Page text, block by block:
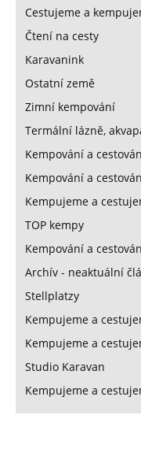
Cestujeme a
Čtení na cesty
Karavanink
Ostatní země
Zimní kempování
Termální lázně,
Kempování a
Kempování a
Kempujeme a
TOP kempy
Kempování a
Archív - neaktuální
Stellplatzy
Kempujeme a
Kempujeme a
Studio Karavan
Kempujeme a